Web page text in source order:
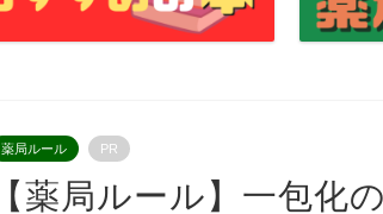
薬局ルール PR
【薬局ルール】一包化